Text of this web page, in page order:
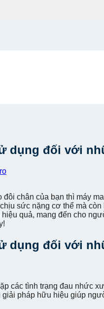
dụng đối với
chân của bạn thì máy
sức nặng cơ thể mà
quả, mang đến cho
dụng đối với
các tình trạng đau nhức
pháp hữu hiệu giúp